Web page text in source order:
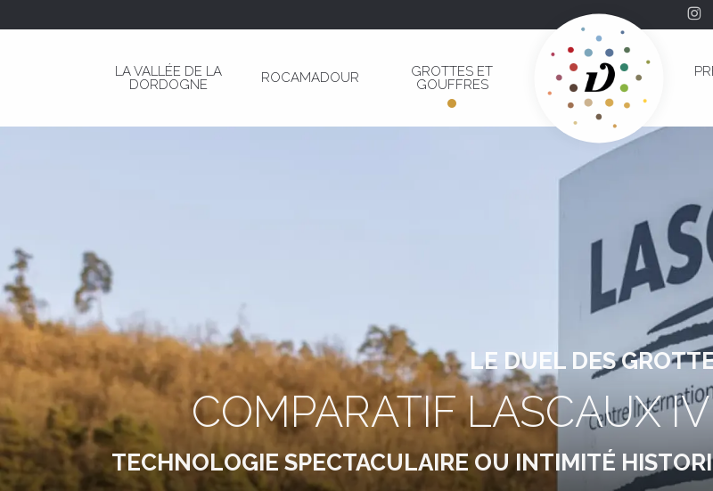
LA VALLÉE DE LA
DORDOGNE
ROCAMADOUR
GROTTES ET
GOUFFRES
LE DUEL DES
COMPARATIF LASCAUX
TECHNOLOGIE SPECTACULAIRE OU INTIMITÉ